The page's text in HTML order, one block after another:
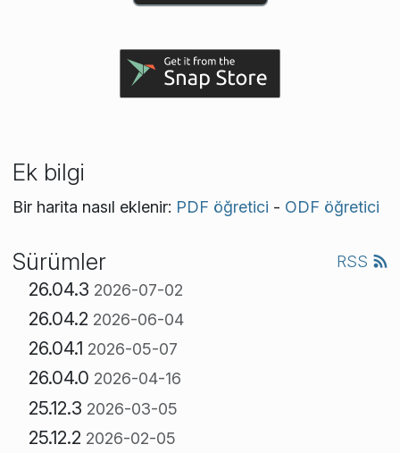
Ek bilgi
Bir harita nasıl eklenir: PDF öğretici - ODF öğretici
Sürümler RSS
26.04.3 2026-07-02
26.04.2 2026-06-04
26.04.1 2026-05-07
26.04.0 2026-04-16
25.12.3 2026-03-05
25.12.2 2026-02-05